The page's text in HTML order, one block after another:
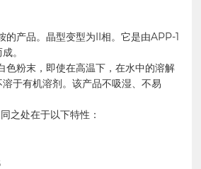
的产品。晶型变型为II相。它是由APP-1
。
色粉末，即使在高温下，在水中的溶解
于有机溶剂。该产品不吸湿、不易
之处在于以下特性：